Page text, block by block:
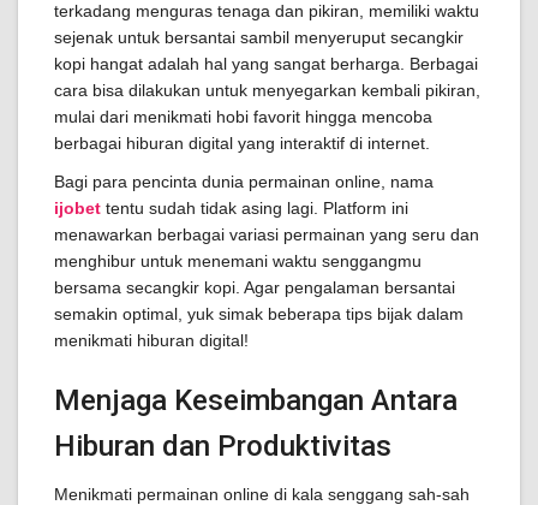
terkadang menguras tenaga dan pikiran, memiliki waktu
sejenak untuk bersantai sambil menyeruput secangkir
kopi hangat adalah hal yang sangat berharga. Berbagai
cara bisa dilakukan untuk menyegarkan kembali pikiran,
mulai dari menikmati hobi favorit hingga mencoba
berbagai hiburan digital yang interaktif di internet.
Bagi para pencinta dunia permainan online, nama
ijobet tentu sudah tidak asing lagi. Platform ini
menawarkan berbagai variasi permainan yang seru dan
menghibur untuk menemani waktu senggangmu
bersama secangkir kopi. Agar pengalaman bersantai
semakin optimal, yuk simak beberapa tips bijak dalam
menikmati hiburan digital!
Menjaga Keseimbangan Antara
Hiburan dan Produktivitas
Menikmati permainan online di kala senggang sah-sah